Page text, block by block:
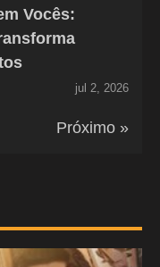
Vocês:
jul 2, 2026
Próximo »